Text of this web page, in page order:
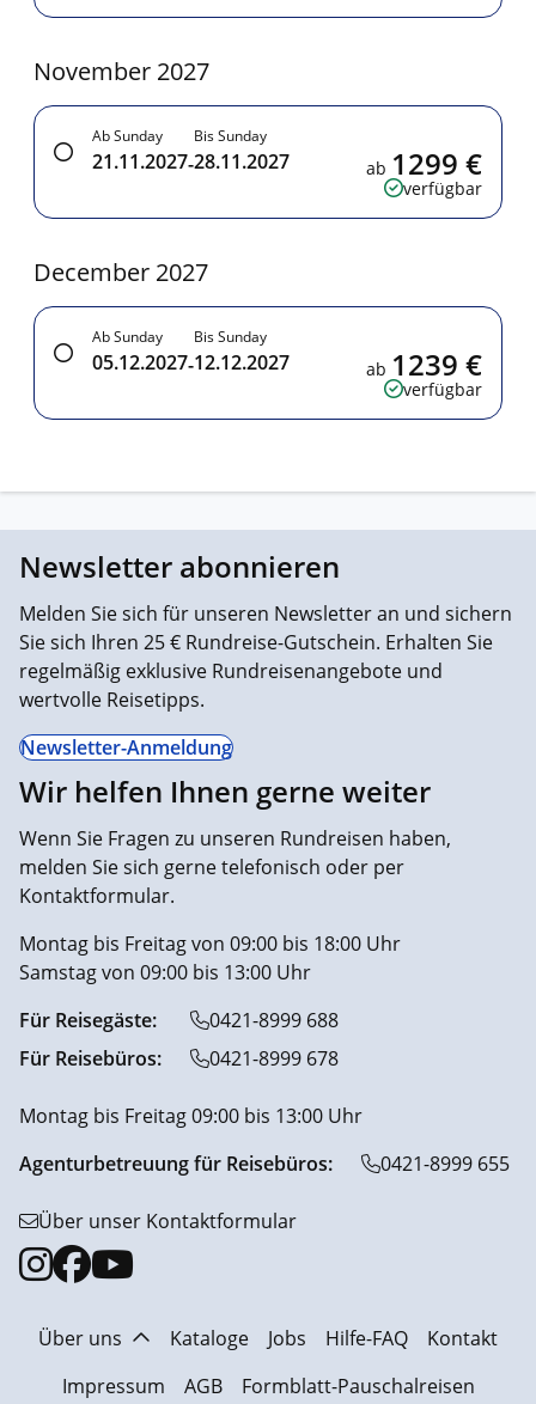
November 2027
Ab Sunday
21.11.2027-
Bis Sunday
28.11.2027
verfügbar
ab 1299 €
December 2027
Ab Sunday
05.12.2027-
Bis Sunday
12.12.2027
verfügbar
ab 1239 €
Newsletter abonnieren
Melden Sie sich für unseren Newsletter an und sichern
Sie sich Ihren 25 € Rundreise-Gutschein. Erhalten Sie
regelmäßig exklusive Rundreisenangebote und
wertvolle Reisetipps.
Newsletter-Anmeldung
Wir helfen Ihnen gerne weiter
Wenn Sie Fragen zu unseren Rundreisen haben,
melden Sie sich gerne telefonisch oder per
Kontaktformular.
Montag bis Freitag von 09:00 bis 18:00 Uhr
Samstag von 09:00 bis 13:00 Uhr
Für Reisegäste:
0421-8999 688
Für Reisebüros:
0421-8999 678
Montag bis Freitag 09:00 bis 13:00 Uhr
Agenturbetreuung für Reisebüros:
0421-8999 655
Über unser Kontaktformular
Über uns Kataloge Jobs Hilfe-FAQ
Kontakt
Impressum
AGB Formblatt-Pauschalreisen